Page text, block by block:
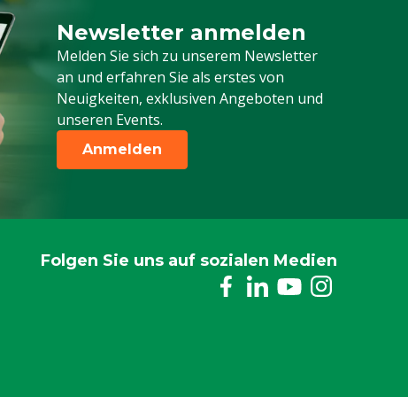
Newsletter anmelden
Melden Sie sich zu unserem Newsletter
an und erfahren Sie als erstes von
Neuigkeiten, exklusiven Angeboten und
unseren Events.
Melden Sie sich für unseren Newsletter
Anmelden
Folgen Sie uns auf sozialen Medien